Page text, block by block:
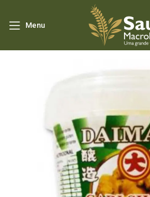
Menu